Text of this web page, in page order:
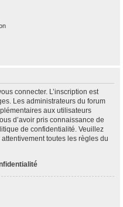
connecter. L’inscription est
Les administrateurs du forum
aux utilisateurs
d’avoir pris connaissance de
de confidentialité. Veuillez
toutes les règles du